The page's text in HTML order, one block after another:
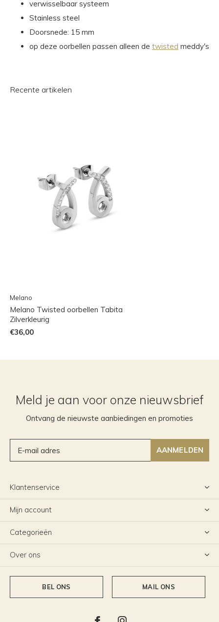
verwisselbaar systeem
Stainless steel
Doorsnede: 15 mm
op deze oorbellen passen alleen de twisted meddy's
Recente artikelen
Melano
Melano Twisted oorbellen Tabita
Zilverkleurig
€36,00
Meld je aan voor onze nieuwsbrief
Ontvang de nieuwste aanbiedingen en promoties
AANMELDEN
Klantenservice
Mijn account
Categorieën
Over ons
BEL ONS MAIL ONS